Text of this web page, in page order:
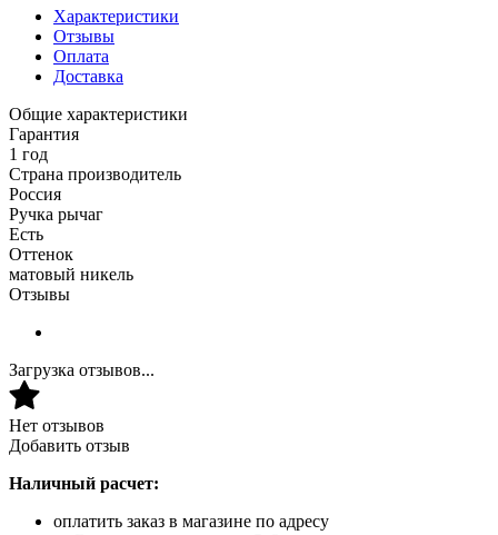
Характеристики
Отзывы
Оплата
Доставка
Общие характеристики
Гарантия
1 год
Страна производитель
Россия
Ручка рычаг
Есть
Оттенок
матовый никель
Отзывы
Загрузка отзывов...
Нет отзывов
Добавить отзыв
Наличный расчет:
оплатить заказ в магазине по адресу